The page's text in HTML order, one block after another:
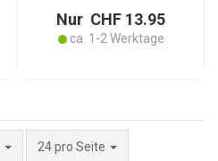
Nur CHF 13.95
ca. 1-2 Werktage
24 pro Seite